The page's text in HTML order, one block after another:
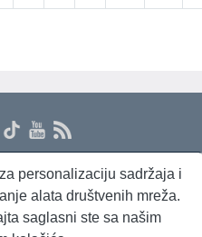
privatnosti Kontakt RSS
personalizaciju sadržaja i
alata društvenih mreža.
saglasni ste sa našim